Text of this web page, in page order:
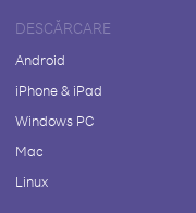
DESCĂRCARE
Android
iPhone & iPad
Windows PC
Mac
Linux